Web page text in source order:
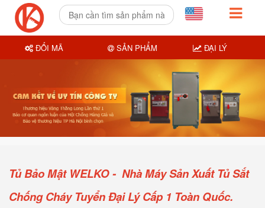
Tủ Bảo Mật WELKO - Nhà Máy Sản Xuất Tủ Sắt
Chống Cháy Tuyển Đại Lý Cấp 1 Toàn Quốc.
ĐỔI MÃ SẢN PHẨM ĐẠI LÝ